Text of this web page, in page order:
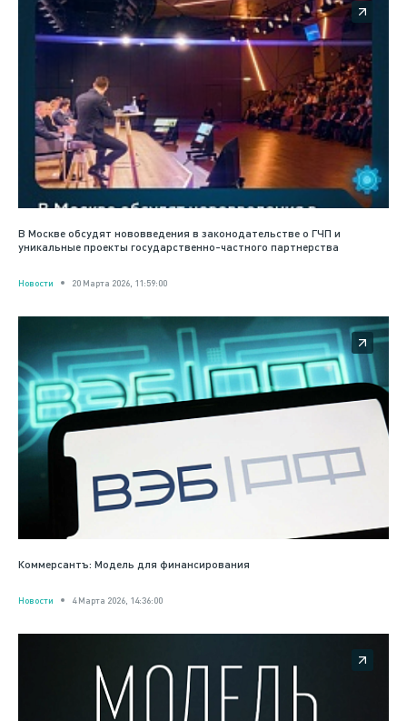
В Москве обсудят нововведения в законодательстве о ГЧП и
уникальные проекты государственно-частного партнерства
Новости 20 Марта 2026, 11:59:00
Коммерсантъ: Модель для финансирования
Новости 4 Марта 2026, 14:36:00